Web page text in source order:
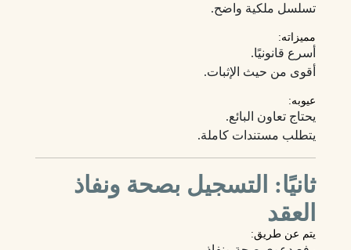
تسلسل ملكية واضح.
مميزاته:
أسرع قانونيًا.
أقوى من حيث الإثبات.
عيوبه:
يحتاج تعاون البائع.
يتطلب مستندات كاملة.
ثانيًا: التسجيل بصحة ونفاذ
العقد
يتم عن طريق: